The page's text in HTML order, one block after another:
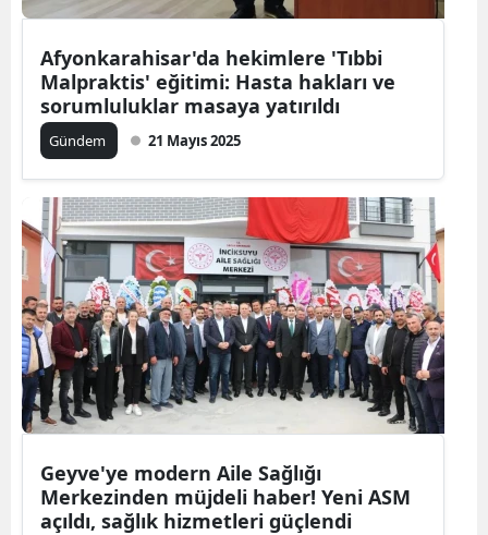
Afyonkarahisar'da hekimlere 'Tıbbi
Malpraktis' eğitimi: Hasta hakları ve
sorumluluklar masaya yatırıldı
Gündem 21 Mayıs 2025
Geyve'ye modern Aile Sağlığı
Merkezinden müjdeli haber! Yeni ASM
açıldı, sağlık hizmetleri güçlendi